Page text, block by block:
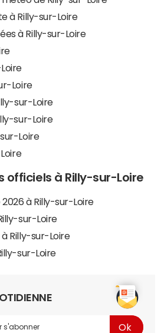
à Rilly-sur-Loire
à Rilly-sur-Loire
Loire
sur-Loire
sur-Loire
Loire
officiels à Rilly-sur-Loire
à Rilly-sur-Loire
sur-Loire
Rilly-sur-Loire
sur-Loire